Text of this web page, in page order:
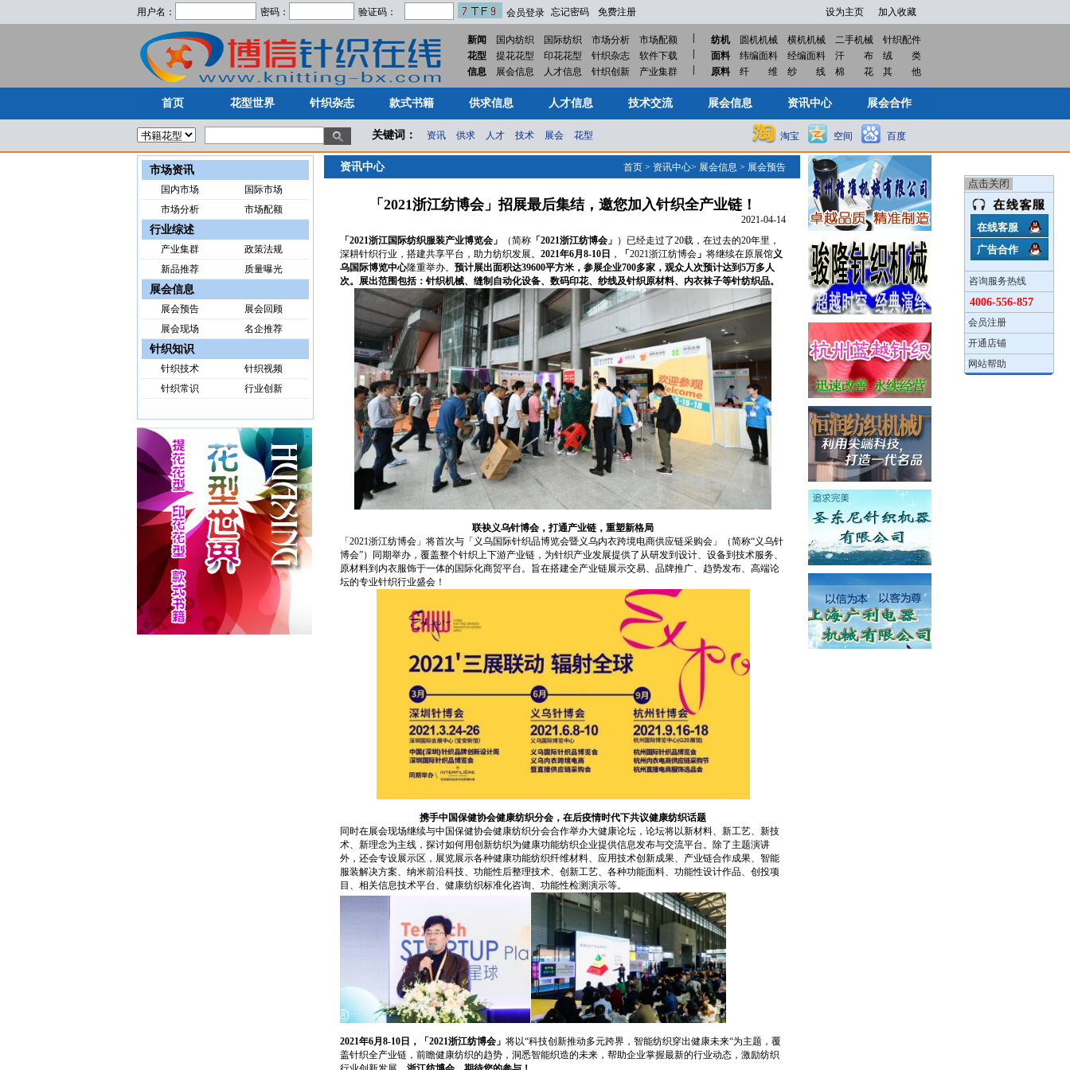
在线客服
广告合作
咨询服务热线
4006-556-857
•会员注册
•开通店铺
• 网站帮助
用户名： 密码： 验证码： 会员登录 忘记密码 免费注册 设为主页 加入收藏
新闻 国内纺织 国际纺织 市场分析 市场配额 纺机 圆机机械 横机机械 二手机械
针织配件
花型
提花花型 印花花型 针织杂志 软件下载 面料 纬编面料 经编面料 汗 布 绒
类
信息
展会信息 人才信息 针织创新 产业集群 原料 纤 维 纱 线 棉 花 其 他
首页
首页
花型世界
花型世界
针织杂志
针织杂志
款式书籍
款式书籍
供求信息
供求信息
人才信息
人才信息
技术交流
技术交流
展会信息
展会信息
资讯中心
资讯中心
展会合作
展会合作
关键词： 资讯 供求 人才 技术 展会 花型 淘宝 空间 百度
市场资讯
国内市场
国际市场
市场分析
市场配额
行业综述
产业集群
政策法规
新品推荐
质量曝光
展会信息
展会预告
展会回顾
展会现场
名企推荐
针织知识
针织技术
针织视频
针织常识
行业创新
资讯中心 首页 > 资讯中心> 展会信息 > 展会预告
「2021浙江纺博会」招展最后集结，邀您加入针织全产业链！
2021-04-14
「2021浙江国际纺织服装产业博览会」
（简称 「2021浙江纺博会」 ）已经走过了20载，在过去的20年里，
深耕针织行业，搭建共享平台，助力纺织发展。 2021年6月8-10日 ， 「 2021浙江纺博会 」 将继续在原展馆义
乌国际博览中心隆重举办。 预计展出面积达39600平方米，参展企业700多家，观众人次预计达到5万多人
次。展出范围包括：针织机械、缝制自动化设备、数码印花、纱线及针织原材料、内衣袜子等针纺织品。
联袂义乌针博会，打通产业链，重塑新格局
「2021浙江纺博会」将首次与「义乌国际针织品博览会暨义乌内衣跨境电商供应链采购会」（简称“义乌针
博会”）同期举办，覆盖整个针织上下游产业链，为针织产业发展提供了从研发到设计、设备到技术服务、
原材料到内衣服饰于一体的国际化商贸平台。旨在搭建全产业链展示交易、品牌推广、趋势发布、高端论
坛的专业针织行业盛会！
携手中国保健协会健康纺织分会，在后疫情时代下共议健康纺织话题
同时在展会现场继续与中国保健协会健康纺织分会合作举办大健康论坛，论坛将以新材料、新工艺、新技
术、新理念为主线，探讨如何用创新纺织为健康功能纺织企业提供信息发布与交流平台。除了主题演讲
外，还会专设展示区，展览展示各种健康功能纺织纤维材料、应用技术创新成果、产业链合作成果、智能
服装解决方案、纳米前沿科技、功能性后整理技术、创新工艺、各种功能面料、功能性设计作品、创投项
目、相关信息技术平台、健康纺织标准化咨询、功能性检测演示等。
2021年6月8-10日，「2021浙江纺博会」 将以“科技创新推动多元跨界，智能纺织穿出健康未来“为主题，覆
盖针织全产业链，前瞻健康纺织的趋势，洞悉智能织造的未来，帮助企业掌握最新的行业动态，激励纺织